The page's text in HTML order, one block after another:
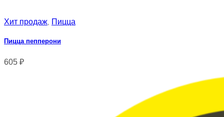
Хит продаж, Пицца
Пицца пепперони
605 ₽